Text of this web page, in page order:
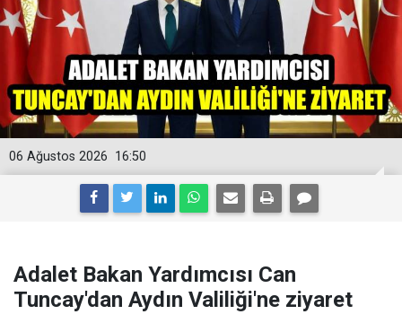
16:50
06 Ağustos 2026
Adalet Bakan Yardımcısı Can
Tuncay'dan Aydın Valiliği'ne ziyaret